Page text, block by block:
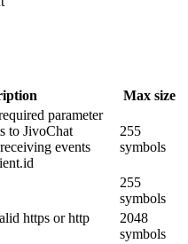
Max size
parameter
to JivoChat
events
255
symbols
255
symbols
https or http
2048
symbols